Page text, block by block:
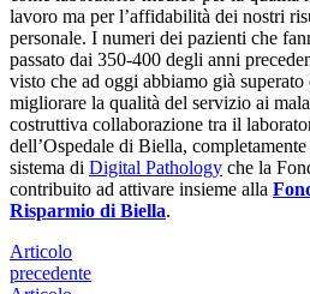
lavoro ma per l’affidabilità dei nostri
personale. I numeri dei pazienti che
passato dai 350-400 degli anni
visto che ad oggi abbiamo già
migliorare la qualità del servizio ai
costruttiva collaborazione tra il
dell’Ospedale di Biella,
sistema di Digital Pathology che la
contribuito ad attivare insieme alla
Risparmio di Biella.
Articolo
precedente